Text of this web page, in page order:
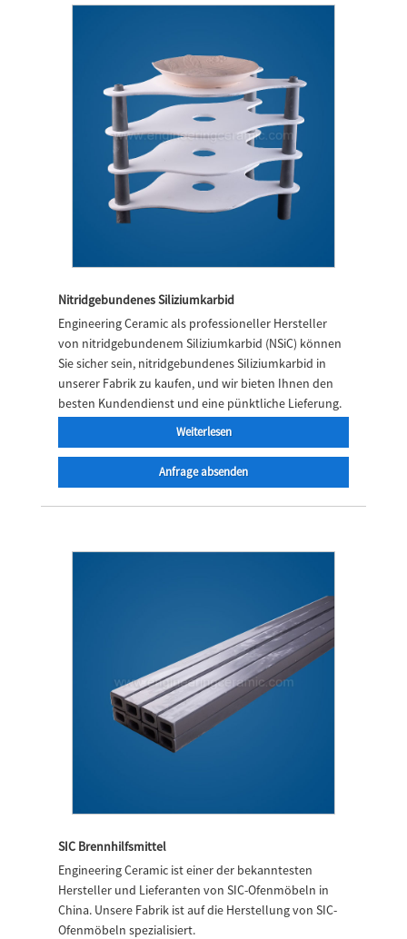
Nitridgebundenes Siliziumkarbid
Engineering Ceramic als professioneller Hersteller
von nitridgebundenem Siliziumkarbid (NSiC) können
Sie sicher sein, nitridgebundenes Siliziumkarbid in
unserer Fabrik zu kaufen, und wir bieten Ihnen den
besten Kundendienst und eine pünktliche Lieferung.
Weiterlesen
Anfrage absenden
SIC Brennhilfsmittel
Engineering Ceramic ist einer der bekanntesten
Hersteller und Lieferanten von SIC-Ofenmöbeln in
China. Unsere Fabrik ist auf die Herstellung von SIC-
Ofenmöbeln spezialisiert.